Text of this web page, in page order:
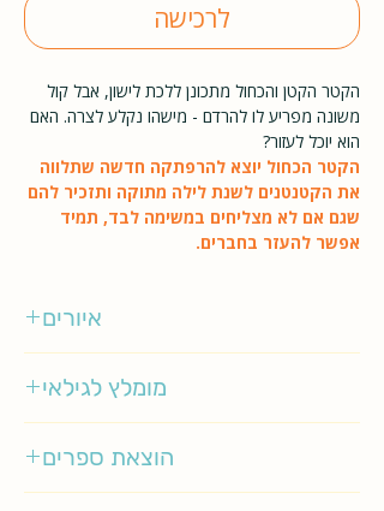
לרכישה
הקטר הקטן והכחול מתכונן ללכת לישון, אבל קול
משונה מפריע לו להרדם - מישהו נקלע לצרה. האם
הוא יוכל לעזור?
הקטר הכחול יוצא להרפתקה חדשה שתלווה
את הקטנטנים לשנת לילה מתוקה ותזכיר להם
שגם אם לא מצליחים במשימה לבד, תמיד
אפשר להעזר בחברים.
איורים
מומלץ לגילאי
הוצאת ספרים